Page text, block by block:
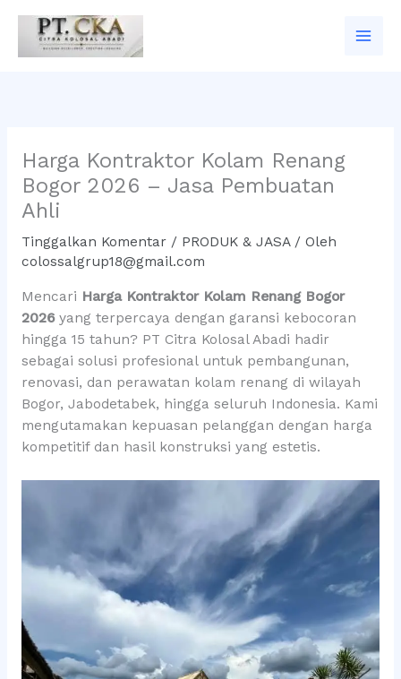
konten
Harga Kontraktor Kolam Renang
Bogor 2026 – Jasa Pembuatan
Ahli
Tinggalkan Komentar / PRODUK & JASA/ Oleh
colossalgrup18@gmail.com
Mencari Harga Kontraktor Kolam Renang Bogor
2026yang terpercaya dengan garansi kebocoran
hingga 15 tahun? PT Citra Kolosal Abadi hadir
sebagai solusi profesional untuk pembangunan,
renovasi, dan perawatan kolam renang di wilayah
Bogor, Jabodetabek, hingga seluruh Indonesia. Kami
mengutamakan kepuasan pelanggan dengan harga
kompetitif dan hasil konstruksi yang estetis.